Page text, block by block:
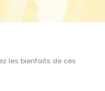
les bienfaits de ces